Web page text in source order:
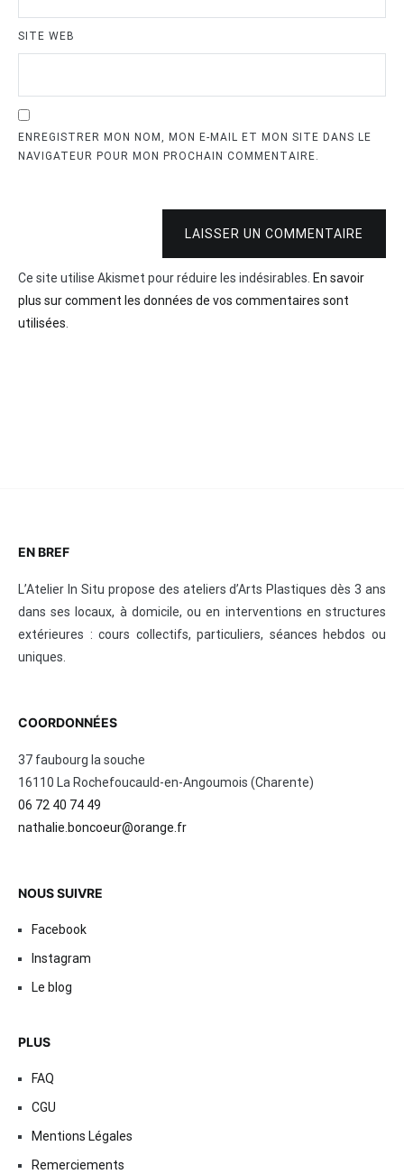
SITE WEB
ENREGISTRER MON NOM, MON E-MAIL ET MON SITE DANS LE
NAVIGATEUR POUR MON PROCHAIN COMMENTAIRE.
LAISSER UN COMMENTAIRE
Ce site utilise Akismet pour réduire les indésirables. En savoir
plus sur comment les données de vos commentaires sont
utilisées
EN BREF
L’Atelier In Situ propose des ateliers d’Arts Plastiques dès 3 ans
dans ses locaux, à domicile, ou en interventions en structures
extérieures : cours collectifs, particuliers, séances hebdos ou
uniques.
COORDONNÉES
37 faubourg la souche
16110 La Rochefoucauld-en-Angoumois (Charente)
06 72 40 74 49
nathalie.boncoeur@orange.fr
NOUS SUIVRE
Facebook
Instagram
Le blog
PLUS
FAQ
CGU
Mentions Légales
Remerciements